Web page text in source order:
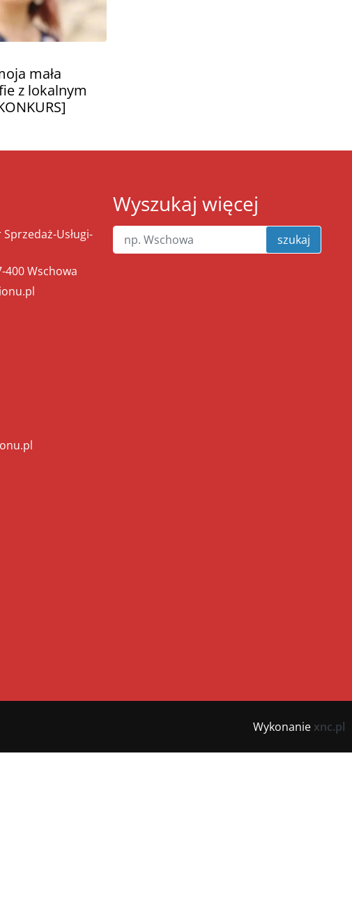
mała
z lokalnym
Usługi-
400 Wschowa
Wyszukaj więcej
szukaj
Wykonanie xnc.pl